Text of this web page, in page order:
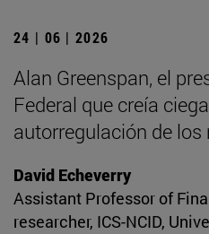
24 | 06 | 2026
Alan Greenspan, el
Federal que creía
autorregulación de los
David Echeverry
Assistant Professor of
researcher, ICS-NCID,